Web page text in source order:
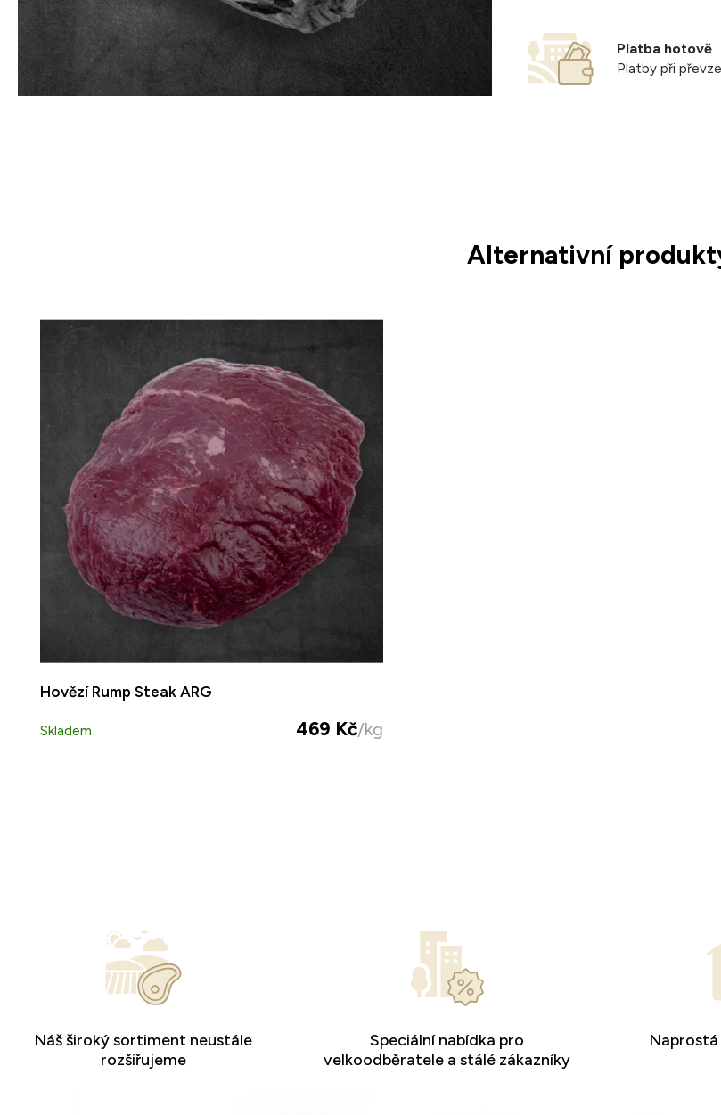
Platba hotově
Platby při
Alternativní
Hovězí Rump Steak ARG
Skladem 469 Kč/kg
Náš široký sortiment neustále
rozšiřujeme
Speciální nabídka pro
velkoodběratele a stálé zákazníky